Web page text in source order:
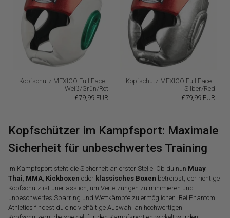
Kopfschutz MEXICO Full Face -
Weiß/Grün/Rot
€79,99 EUR
Kopfschutz MEXICO Full Face -
Silber/Red
€79,99 EUR
Kopfschützer im Kampfsport: Maximale
Sicherheit für unbeschwertes Training
Im Kampfsport steht die Sicherheit an erster Stelle. Ob du nun Muay
Thai, MMA, Kickboxen oder klassisches Boxen betreibst, der richtige
Kopfschutz ist unerlässlich, um Verletzungen zu minimieren und
unbeschwertes Sparring und Wettkämpfe zu ermöglichen. Bei Phantom
Athletics findest du eine vielfältige Auswahl an hochwertigen